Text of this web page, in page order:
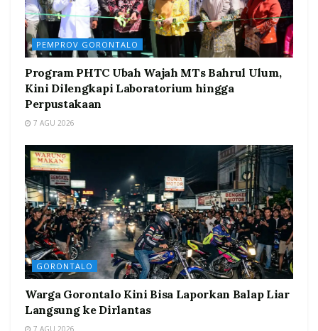
PEMPROV GORONTALO
Program PHTC Ubah Wajah MTs Bahrul Ulum,
Kini Dilengkapi Laboratorium hingga
Perpustakaan
7 AGU 2026
GORONTALO
Warga Gorontalo Kini Bisa Laporkan Balap Liar
Langsung ke Dirlantas
7 AGU 2026